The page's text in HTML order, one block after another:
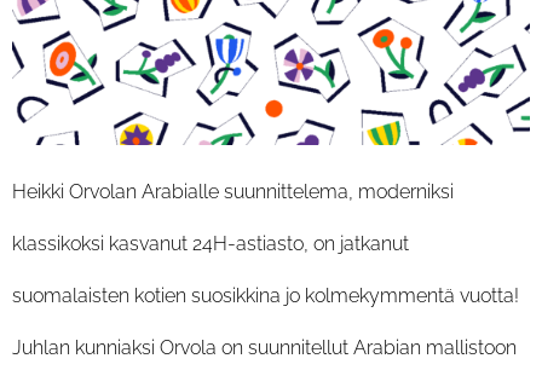
Heikki Orvolan Arabialle suunnittelema, moderniksi
klassikoksi kasvanut 24H-astiasto, on jatkanut
suomalaisten kotien suosikkina jo kolmekymmentä vuotta!
Juhlan kunniaksi Orvola on suunnitellut Arabian mallistoon